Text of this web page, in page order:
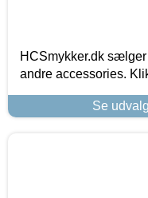
HCSmykker.dk
andre accessories.
Se